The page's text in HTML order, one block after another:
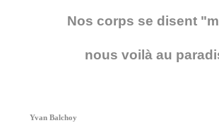
Nos corps se disent
nous voilà au
Yvan Balchoy